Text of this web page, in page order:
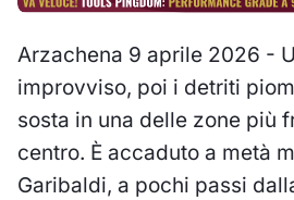
Arzachena 9 aprile 2026 -
improvviso, poi i detriti
sosta in una delle zone più
centro. È accaduto a metà
Garibaldi, a pochi passi